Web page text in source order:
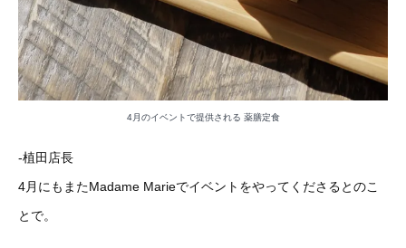
4月のイベントで提供される 薬膳定食
-植田店長
4月にもまたMadame Marieでイベントをやってくださるとのこ
とで。